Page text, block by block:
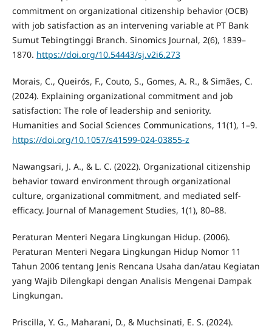
commitment on organizational citizenship behavior (OCB)
with job satisfaction as an intervening variable at PT Bank
Sumut Tebingtinggi Branch. Sinomics Journal, 2(6), 1839–
1870. https://doi.org/10.54443/sj.v2i6.273
Morais, C., Queirós, F., Couto, S., Gomes, A. R., & Simães, C.
(2024). Explaining organizational commitment and job
satisfaction: The role of leadership and seniority.
Humanities and Social Sciences Communications, 11(1), 1–9.
https://doi.org/10.1057/s41599-024-03855-z
Nawangsari, J. A., & L. C. (2022). Organizational citizenship
behavior toward environment through organizational
culture, organizational commitment, and mediated self-
efficacy. Journal of Management Studies, 1(1), 80–88.
Peraturan Menteri Negara Lingkungan Hidup. (2006).
Peraturan Menteri Negara Lingkungan Hidup Nomor 11
Tahun 2006 tentang Jenis Rencana Usaha dan/atau Kegiatan
yang Wajib Dilengkapi dengan Analisis Mengenai Dampak
Lingkungan.
Priscilla, Y. G., Maharani, D., & Muchsinati, E. S. (2024).